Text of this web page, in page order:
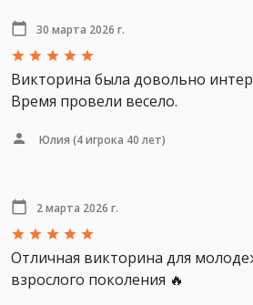
30 марта 2026 г.
Викторина была довольно
Время провели весело.
Юлия (4 игрока 40 лет)
2 марта 2026 г.
Отличная викторина для
взрослого поколения 🔥